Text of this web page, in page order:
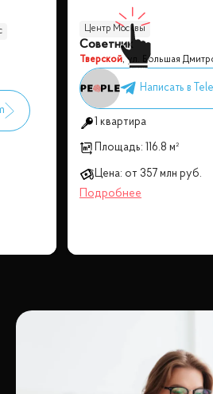
Центр Москвы
Советник
Тверской,ул. Большая
1 квартира
Площадь: 116.8 м²
Цена: от 357 млн руб.